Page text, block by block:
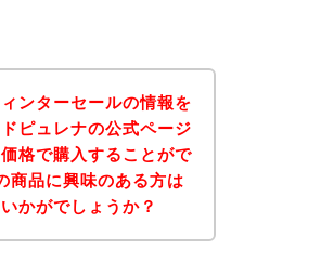
ンターセールの情報を
ピュレナの公式ページ
格で購入することがで
商品に興味のある方は
かがでしょうか？